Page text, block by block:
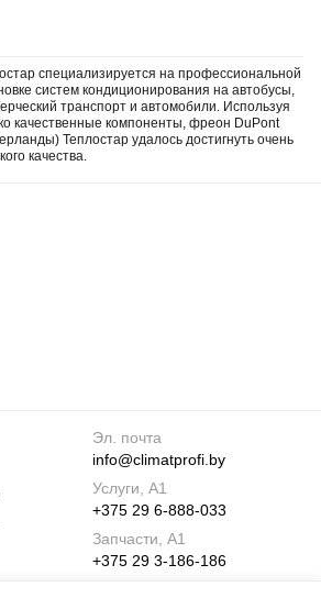
специализируется на профессиональной
систем кондиционирования на автобусы,
транспорт и автомобили. Используя
качественные компоненты, фреон DuPont
Теплостар удалось достигнуть очень
качества.
Эл. почта
info@climatprofi.by
Услуги, А1
+375 29 6-888-033
Запчасти, А1
+375 29 3-186-186